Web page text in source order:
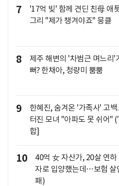
7
'17억 빚' 함께 견딘 친母 애
그리 "제가 챙겨야죠" 뭉클
8
제주 해변의 '차범근 며느리'
뻐? 한채아, 청량미 뿜뿜
9
한혜진, 숨겨온 '가족사' 고
터진 모녀 "아파도 못 쉬어"
합]
10
40억 女 자산가, 20살 연
자로 입양했는데…보험 살
패)